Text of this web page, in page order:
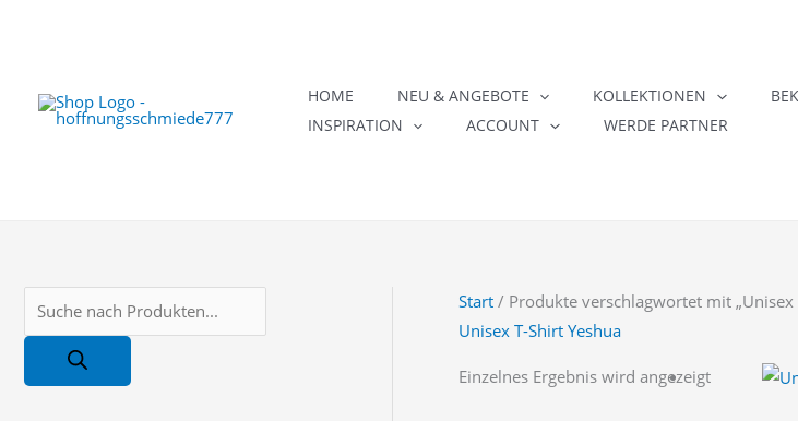
HOME NEU & ANGEBOTE KOLLEKTIONEN
INSPIRATION
ACCOUNT WERDE PARTNER
r
Start / Produkte verschlagwortet mit „Unisex
Unisex T-Shirt Yeshua
Einzelnes Ergebnis wird angezeigt